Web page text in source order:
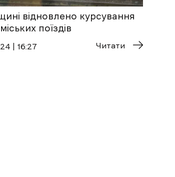
відновлено курсування
поїздів
| 16:27 Читати